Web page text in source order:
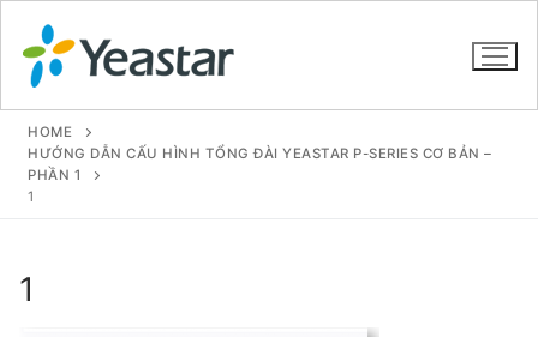
HOME
HƯỚNG DẪN CẤU HÌNH TỔNG ĐÀI YEASTAR P-SERIES CƠ BẢN –
PHẦN 1
1
1